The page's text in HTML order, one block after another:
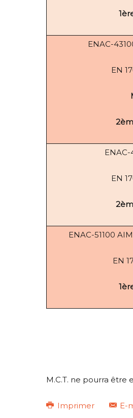
ENAC-
EN
EN
ENAC-51100
EN
M.C.T. ne pourra être
Imprimer E-